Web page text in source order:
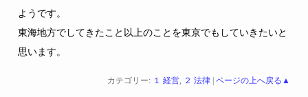
ようです。
東海地方でしてきたこと以上のことを東京でもしていきたいと
思います。
カテゴリー: １ 経営, ２ 法律| ページの上へ戻る▲